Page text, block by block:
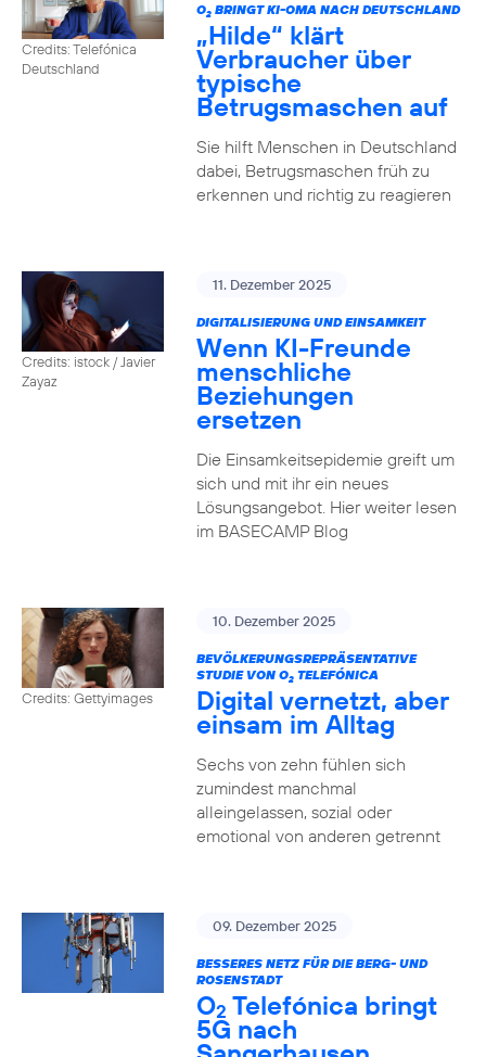
Credits: Telefónica
Deutschland
O2BRINGT KI-OMA NACH DEUTSCHLAND
„Hilde“ klärt
Verbraucher über
typische
Betrugsmaschen auf
Sie hilft Menschen in Deutschland
dabei, Betrugsmaschen früh zu
erkennen und richtig zu reagieren
Credits: istock / Javier
Zayaz
11. Dezember 2025
DIGITALISIERUNG UND EINSAMKEIT
Wenn KI-Freunde
menschliche
Beziehungen
ersetzen
Die Einsamkeitsepidemie greift um
sich und mit ihr ein neues
Lösungsangebot. Hier weiter lesen
im BASECAMP Blog
Credits: Gettyimages
10. Dezember 2025
BEVÖLKERUNGSREPRÄSENTATIVE
STUDIE VON O2TELEFÓNICA
Digital vernetzt, aber
einsam im Alltag
Sechs von zehn fühlen sich
zumindest manchmal
alleingelassen, sozial oder
emotional von anderen getrennt
09. Dezember 2025
BESSERES NETZ FÜR DIE BERG- UND
ROSENSTADT
O2 Telefónica bringt
5G nach